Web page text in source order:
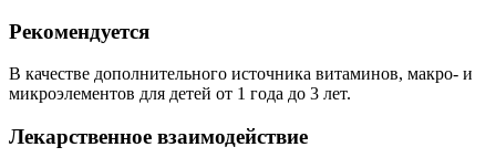
Рекомендуется
В качестве дополнительного источника витаминов, макро- и
микроэлементов для детей от 1 года до 3 лет.
Лекарственное взаимодействие